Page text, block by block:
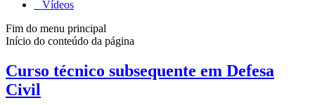
Vídeos
Fim do menu principal
Início do conteúdo da página
Curso técnico subsequente em Defesa
Civil